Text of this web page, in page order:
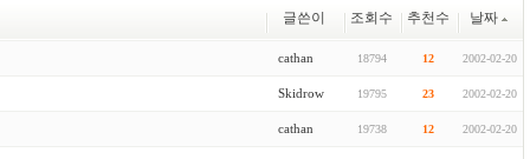
글쓴이 조회수 추천수 날짜
cathan 18794 12 2002-02-20
Skidrow 19795 23 2002-02-20
cathan 19738 12 2002-02-20